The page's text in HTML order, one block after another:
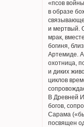
«псов
в образе
и мертвый.
мрак,
богиня,
Артемиде.
охотница,
и диких
циклов
В Древней
богов,
Сарама
посвящен